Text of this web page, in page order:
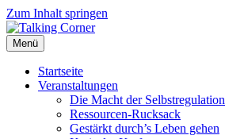
Zum Inhalt springen
Menü
Startseite
Veranstaltungen
Die Macht der Selbstregulation
Ressourcen-Rucksack
Gestärkt durch’s Leben gehen